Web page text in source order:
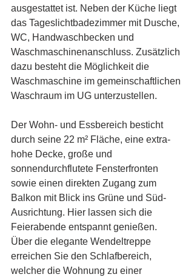
ausgestattet ist. Neben der Küche liegt
das Tageslichtbadezimmer mit Dusche,
WC, Handwaschbecken und
Waschmaschinenanschluss. Zusätzlich
dazu besteht die Möglichkeit die
Waschmaschine im gemeinschaftlichen
Waschraum im UG unterzustellen.
Der Wohn- und Essbereich besticht
durch seine 22 m² Fläche, eine extra-
hohe Decke, große und
sonnendurchflutete Fensterfronten
sowie einen direkten Zugang zum
Balkon mit Blick ins Grüne und Süd-
Ausrichtung. Hier lassen sich die
Feierabende entspannt genießen.
Über die elegante Wendeltreppe
erreichen Sie den Schlafbereich,
welcher die Wohnung zu einer